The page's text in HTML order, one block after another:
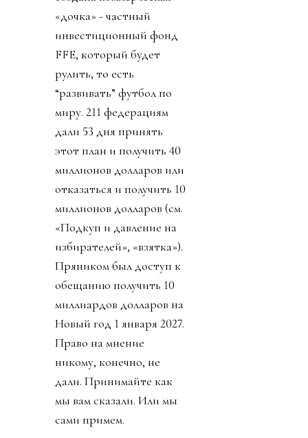
«дочка» - частный
инвестиционный фонд
FFE, который будет
рулить, то есть
“развивать” футбол по
миру. 211 федерациям
дали 53 дня принять
этот план и получить 40
миллионов долларов или
отказаться и получить 10
миллионов долларов (см.
«Подкуп и давление на
избирателей», «взятка»).
Пряником был доступ к
обещанию получить 10
миллиардов долларов на
Новый год 1 января 2027.
Право на мнение
никому, конечно, не
дали. Принимайте как
мы вам сказали. Или мы
сами примем.